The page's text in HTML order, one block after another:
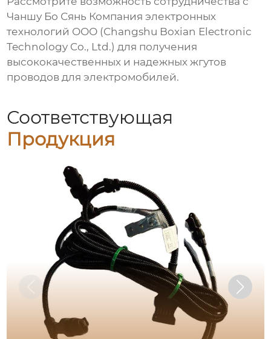
Чаншу Бо Сянь Компания электронных
технологий ООО (Changshu Boxian Electronic
Technology Co., Ltd.) для получения
высококачественных и надежных жгутов
проводов для электромобилей.
Соответствующая
Продукция